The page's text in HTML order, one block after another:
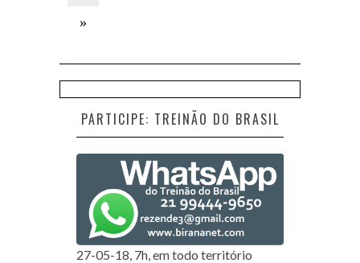
»
PARTICIPE: TREINÃO DO BRASIL
27-05-18, 7h, em todo território